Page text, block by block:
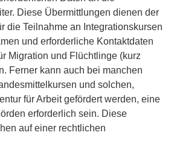
Diese Übermittlungen dienen der
die Teilnahme an Integrationskursen
und erforderliche Kontaktdaten
Migration und Flüchtlinge (kurz
Ferner kann auch bei manchen
und solchen,
für Arbeit gefördert werden, eine
erforderlich sein. Diese
auf einer rechtlichen